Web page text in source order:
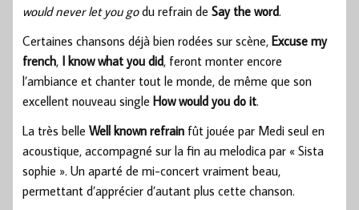
would never let you godu refrain de Say the word.
Certaines chansons déjà bien rodées sur scène, Excuse my
french, I know what you did, feront monter encore
l’ambiance et chanter tout le monde, de même que son
excellent nouveau single How would you do it.
La très belle Well known refrain fût jouée par Medi seul en
acoustique, accompagné sur la fin au melodica par « Sista
sophie ». Un aparté de mi-concert vraiment beau,
permettant d’apprécier d’autant plus cette chanson.